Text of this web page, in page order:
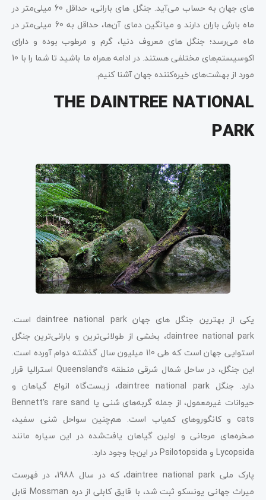
های جهان به حساب می‌آید. جنگل ‌های بارانی، حداقل 60 میلی‌متر در
ماه بارش باران دارند و میانگین دمای آن‌ها، حداقل به 60 میلی‌متر در
ماه می‌رسد؛ جنگل‌ های معروف دنیا، گرم و مرطوب بوده و دارای
اکوسیستم‌های مختلفی هستند. در ادامه همراه ما باشید تا شما را با 10
مورد از بهشت‌های خیره‌کننده جهان آشنا کنیم.
THE DAINTREE NATIONAL
PARK
یکی از بهترین جنگل ‌های جهان daintree national park است.
daintree national park، بخشی از طولانی‌ترین و بارانی‌ترین جنگل
استوایی جهان است که طی 110 میلیون سال گذشته دوام آورده است.
این جنگل، در ساحل شمال شرقی منطقه Queensland’s استرالیا قرار
دارد. جنگل daintree national park، زیست‌گاه انواع گیاهان و
حیوانات غیرمعمول، از جمله گربه‌های شنی یا Bennett’s rare sand
cats و کانگوروهای کمیاب است. هم‌چنین سواحل شنی سفید،
صخره‌های مرجانی و اولین گیاهان یافت‌شده در این سیاره مانند
Lycopsida و Psilotopsida در این‌جا وجود دارد.
پارک ملی daintree national park، که در سال 1988، در فهرست
میراث جهانی یونسکو ثبت شد، با قایق کابلی از دره Mossman قابل